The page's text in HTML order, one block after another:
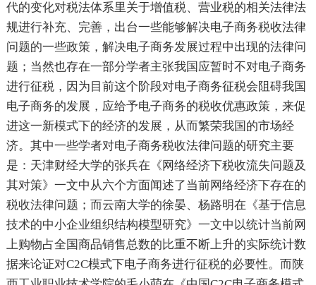
代的变化对税法体系里关于增值税、营业税的相关法律法
规进行补充、完善，出台一些能够解决电子商务税收法律
问题的一些政策，解决电子商务发展过程中出现的法律问
题；当然也存在一部分学者主张我国应暂时不对电子商务
进行征税，因为目前这个阶段对电子商务征税会阻碍我国
电子商务的发展，应给予电子商务的税收优惠政策，来促
进这一新模式下的经济的发展，从而繁荣我国的市场经
济。其中一些学者对电子商务税收法律问题的研究主要
是：天津财经大学的张兵在《网络经济下税收流失问题及
其对策》一文中从六个方面闻述了当前网络经济下存在的
税收法律问题；而云南大学的徐晏、杨路明在《基于信息
技术的中小企业组织结构模型研究》一文中以统计当前网
上购物占全国商品销售总数的比重不断上升的实际统计数
据来论证对C2C模式下电子商务进行征税的必要性。而陕